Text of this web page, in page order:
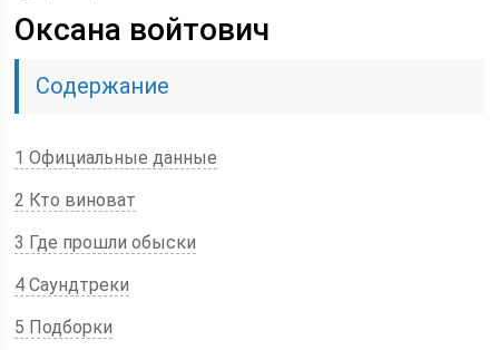
Оксана войтович
Содержание
1 Официальные данные
2 Кто виноват
3 Где прошли обыски
4 Саундтреки
5 Подборки